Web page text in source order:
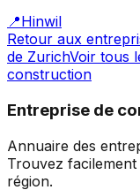
📍Hinwil
Retour aux
de ZurichVoir tous
construction
Entreprise de
Annuaire des
Trouvez
région.